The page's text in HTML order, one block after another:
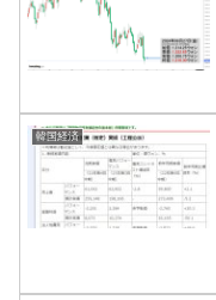
韓国経済